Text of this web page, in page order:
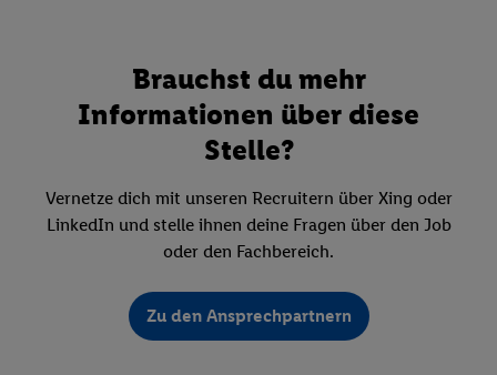
Brauchst du mehr
Informationen über diese
Stelle?
Vernetze dich mit unseren Recruitern über Xing oder
LinkedIn und stelle ihnen deine Fragen über den Job
oder den Fachbereich.
Zu den Ansprechpartnern